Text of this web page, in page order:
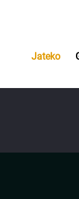
Jateko